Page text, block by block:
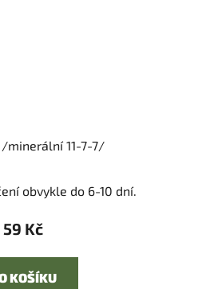
/minerální 11-7-7/
obvykle do 6-10 dní.
59 Kč
KOŠÍKU